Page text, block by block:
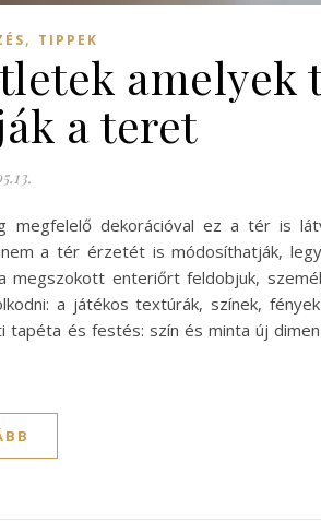
, TIPPEK
amelyek
a teret
dekorációval ez a tér is
a tér érzetét is módosíthatják,
enteriőrt feldobjuk,
a játékos textúrák, színek,
és festés: szín és minta új